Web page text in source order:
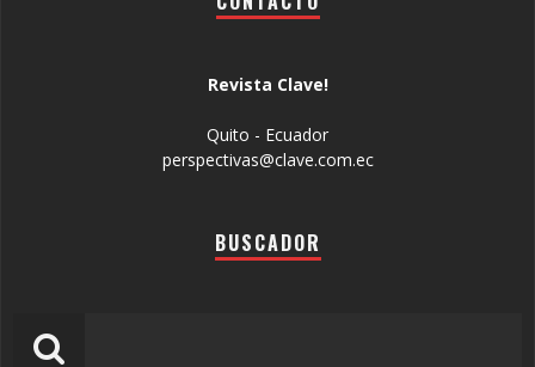
Revista Clave!
Quito - Ecuador
perspectivas@clave.com.ec
BUSCADOR